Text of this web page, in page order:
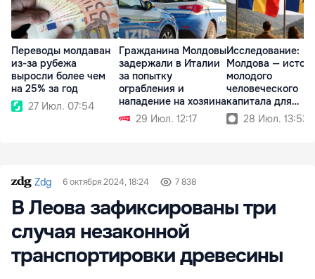
Переводы молдаван
из-за рубежа
выросли более чем
на 25% за год
27 Июл. 07:54
Гражданина Молдовы
задержали в Италии
за попытку
ограбления и
нападение на хозяина
29 Июл. 12:17
Исследование:
Молдова —
молодого
человеческого
капитала для
Румынии
28 Июл. 13:53
Zdg 6 октября 2024, 18:24 7 838
В Леова зафиксированы три
случая незаконной
транспортировки древесины